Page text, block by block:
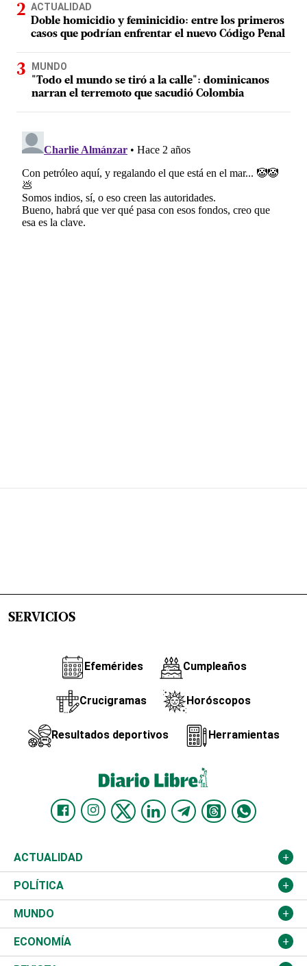
ACTUALIDAD
Doble homicidio y feminicidio: entre los primeros
casos que podrían enfrentar el nuevo Código Penal
MUNDO
"Todo el mundo se tiró a la calle": dominicanos
narran el terremoto que sacudió Colombia
SERVICIOS
Efemérides Cumpleaños
Crucigramas Horóscopos
Resultados deportivos Herramientas
ACTUALIDAD
Nacional
Ciudad
Educación
POLÍTICA
Partidos
JCE
MUNDO
Estados Unidos
ECONOMÍA